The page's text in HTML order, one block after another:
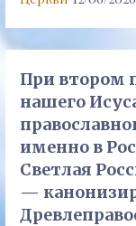
При втором
нашего
именно в
Светлая
—